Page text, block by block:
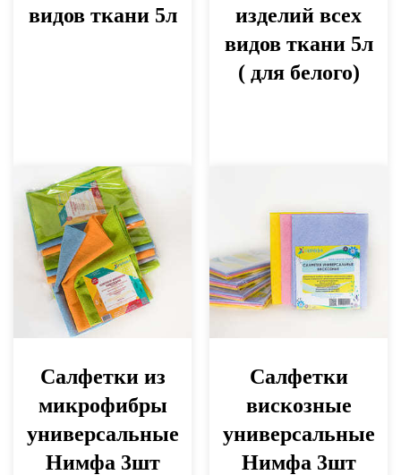
видов ткани 5л
изделий всех
видов ткани 5л
( для белого)
Салфетки из
микрофибры
универсальные
Нимфа 3шт
Салфетки
вискозные
универсальные
Нимфа 3шт